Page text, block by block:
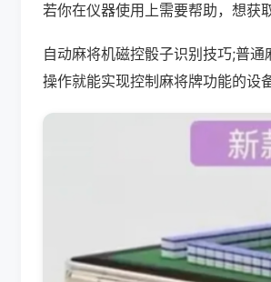
若你在仪器使用上需要帮助，想获
自动麻将机磁控骰子识别技巧;普
操作就能实现控制麻将牌功能的设